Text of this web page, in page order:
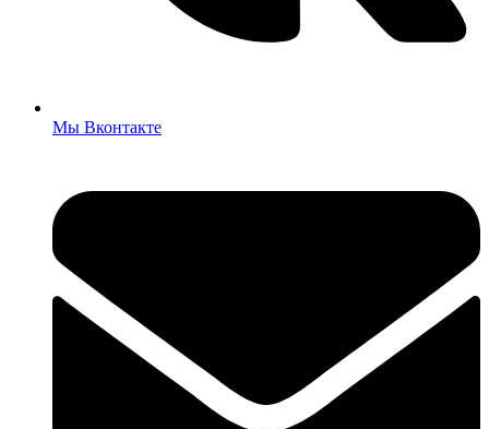
Мы Вконтакте